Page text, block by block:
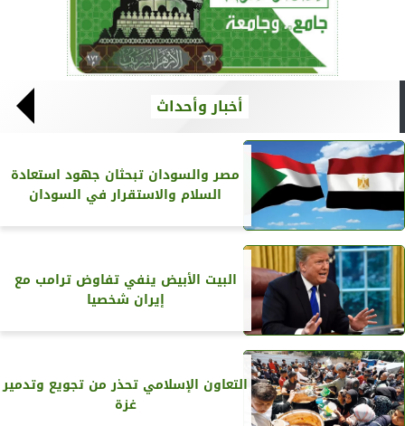
أخبار وأحداث
مصر والسودان تبحثان جهود استعادة
السلام والاستقرار في السودان
البيت الأبيض ينفي تفاوض ترامب مع
إيران شخصيا
التعاون الإسلامي تحذر من تجويع وتدمير
غزة